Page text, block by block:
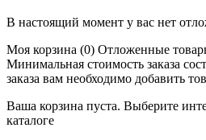
В настоящий момент у вас нет
Моя корзина (0) Отложенные
Минимальная стоимость заказа
заказа вам необходимо добавить
Ваша корзина пуста. Выберите
каталоге